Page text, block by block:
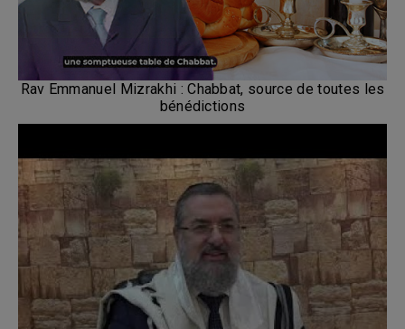
Rav Emmanuel Mizrakhi : Chabbat, source de toutes les
bénédictions